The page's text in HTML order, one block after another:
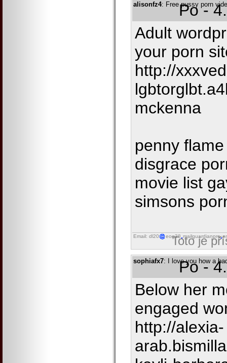
alisonfz4: Free pussy porn
Po -
Adult
your porn
http://
mckenna
penny
disgrace
movie list
simsons
Email: dl20 eog38 mailguardianpro
Toto je
sophiafx7: I love you how a
Po -
Below her
engaged
http://alexia-